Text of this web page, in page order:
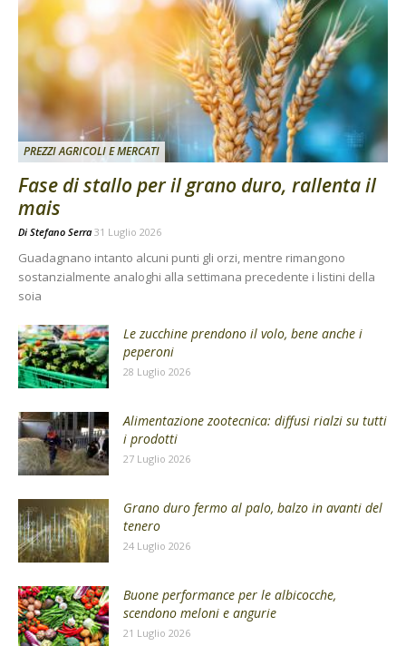
PREZZI AGRICOLI E MERCATI
Fase di stallo per il grano duro, rallenta il
mais
Di Stefano Serra 31 Luglio 2026
Guadagnano intanto alcuni punti gli orzi, mentre rimangono
sostanzialmente analoghi alla settimana precedente i listini della
soia
Le zucchine prendono il volo, bene anche i
peperoni
28 Luglio 2026
Alimentazione zootecnica: diffusi rialzi su tutti
i prodotti
27 Luglio 2026
Grano duro fermo al palo, balzo in avanti del
tenero
24 Luglio 2026
Buone performance per le albicocche,
scendono meloni e angurie
21 Luglio 2026